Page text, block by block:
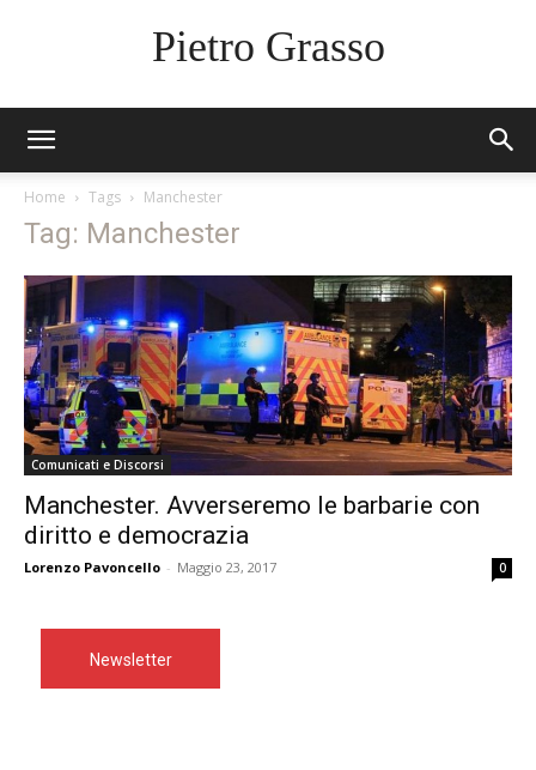
Pietro Grasso
Home Tags Manchester
Tag: Manchester
Comunicati e Discorsi
Manchester. Avverseremo le barbarie con
diritto e democrazia
Lorenzo Pavoncello - Maggio 23, 2017 0
Newsletter